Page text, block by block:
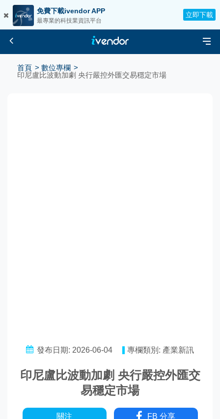
免費下載ivendor APP
最專業的科技業資訊平台
立即下載
首頁
數位專欄
印尼盧比波動加劇 央行嚴控外匯交易穩定市場
發布日期: 2026-06-04 專欄類別: 產業新訊
印尼盧比波動加劇 央行嚴控外匯交
易穩定市場
關注 FB 分享